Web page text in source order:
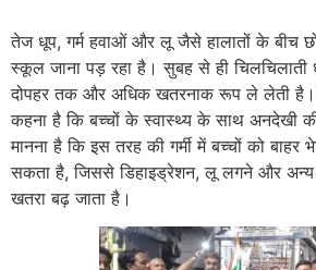
तेज धूप, गर्म हवाओं और लू जैसे हालातों के बीच
स्कूल जाना पड़ रहा है। सुबह से ही चिलचिलाती
दोपहर तक और अधिक खतरनाक रूप ले लेती है।
कहना है कि बच्चों के स्वास्थ्य के साथ अनदेखी
मानना है कि इस तरह की गर्मी में बच्चों को बाहर
सकता है, जिससे डिहाइड्रेशन, लू लगने और अन्य
खतरा बढ़ जाता है।